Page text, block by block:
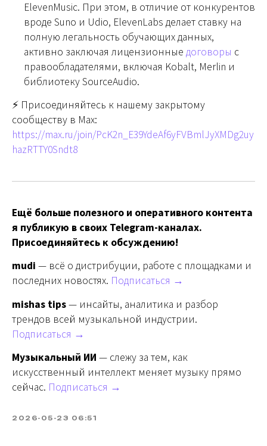
ElevenMusic. При этом, в отличие от конкурентов
вроде Suno и Udio, ElevenLabs делает ставку на
полную легальность обучающих данных,
активно заключая лицензионные договоры с
правообладателями, включая Kobalt, Merlin и
библиотеку SourceAudio.
⚡️ Присоединяйтесь к нашему закрытому
сообществу в Max:
https://max.ru/join/PcK2n_E39YdeAf6yFVBmlJyXMDg2uy
hazRTTY0Sndt8
Ещё больше полезного и оперативного контента
я публикую в своих Telegram-каналах.
Присоединяйтесь к обсуждению!
mudi — всё о дистрибуции, работе с площадками и
последних новостях. Подписаться →
mishas tips— инсайты, аналитика и разбор
трендов всей музыкальной индустрии.
Подписаться →
Музыкальный ИИ — слежу за тем, как
искусственный интеллект меняет музыку прямо
сейчас. Подписаться →
2026-05-23 06:51